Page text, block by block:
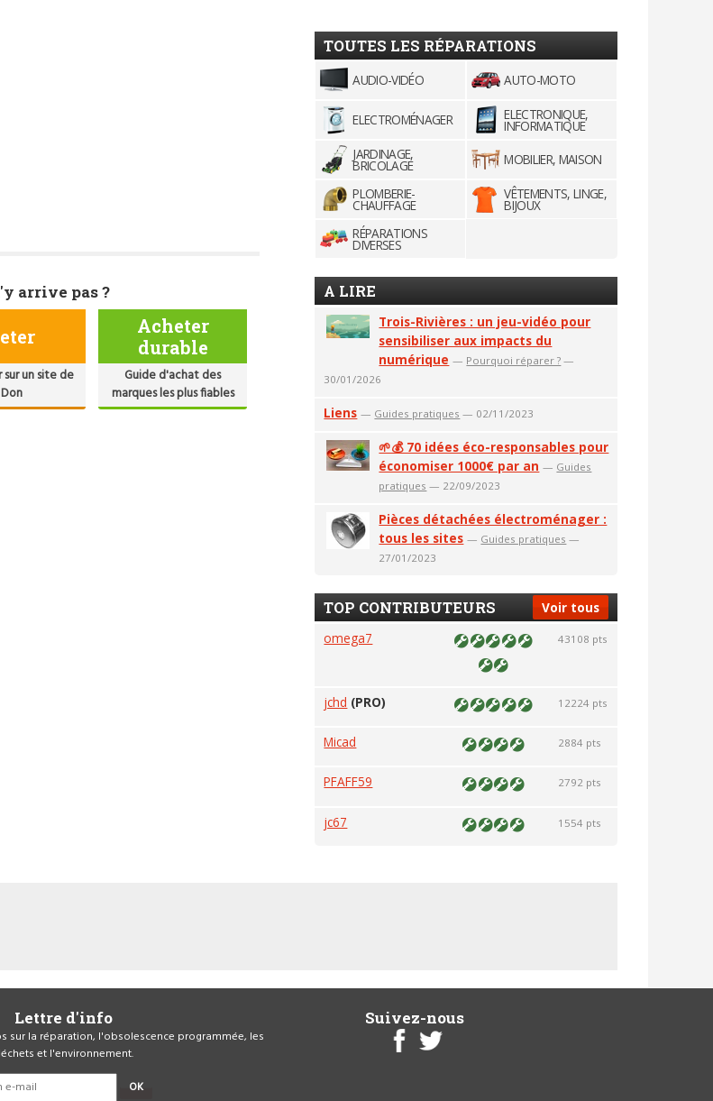
arrive pas ?
sur un site de
Don
Acheter
durable
Guide d'achat des
marques les plus fiables
TOUTES LES RÉPARATIONS
AUDIO-VIDÉO AUTO-MOTO
ELECTROMÉNAGER ELECTRONIQUE,
INFORMATIQUE
JARDINAGE,
BRICOLAGE
MOBILIER, MAISON
PLOMBERIE-
CHAUFFAGE
VÊTEMENTS, LINGE,
BIJOUX
RÉPARATIONS
DIVERSES
A LIRE
Trois-Rivières : un jeu-vidéo pour
sensibiliser aux impacts du
numérique — Pourquoi réparer ? —
30/01/2026
Liens — Guides pratiques — 02/11/2023
🌱💰 70 idées éco-responsables pour
économiser 1000€ par an — Guides
pratiques — 22/09/2023
Pièces détachées électroménager :
tous les sites — Guides pratiques —
27/01/2023
Voir tous
TOP CONTRIBUTEURS
omega7 43108 pts
jchd (PRO) 12224 pts
Micad 2884 pts
PFAFF59 2792 pts
jc67 1554 pts
Lettre d'info
sur la réparation, l'obsolescence programmée, les
et l'environnement.
OK
Suivez-nous